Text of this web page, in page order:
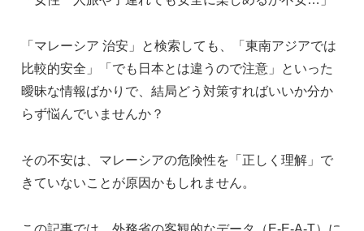
「マレーシア 治安」と検索しても、「東南アジアでは
比較的安全」「でも日本とは違うので注意」といった
曖昧な情報ばかりで、結局どう対策すればいいか分か
らず悩んでいませんか？
その不安は、マレーシアの危険性を「正しく理解」で
きていないことが原因かもしれません。